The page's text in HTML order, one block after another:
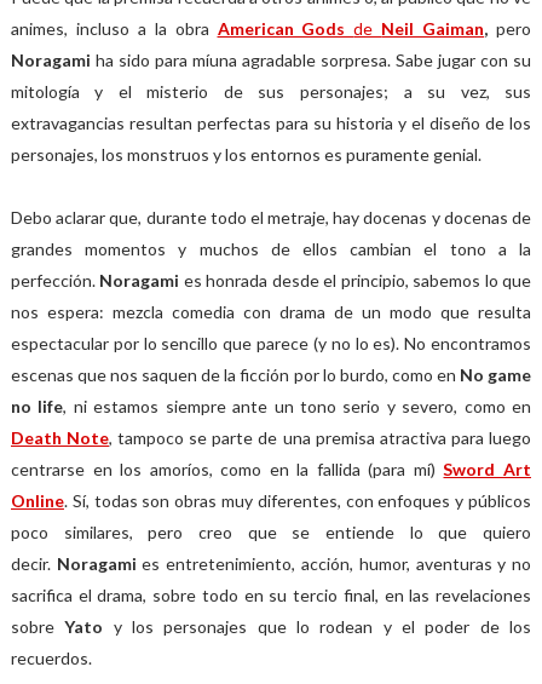
animes, incluso a la obra American Godsde Neil Gaiman,pero
Noragami ha sido para míuna agradable sorpresa. Sabe jugar con su
mitología y el misterio de sus personajes; a su vez, sus
extravagancias resultan perfectas para su historia y el diseño de los
personajes, los monstruos y los entornos es puramente genial.
Debo aclarar que, durante todo el metraje, hay docenas y docenas de
grandes momentos y muchos de ellos cambian el tono a la
perfección. Noragami es honrada desde el principio, sabemos lo que
nos espera: mezcla comedia con drama de un modo que resulta
espectacular por lo sencillo que parece (y no lo es). No encontramos
escenas que nos saquen de la ficción por lo burdo, como en No game
no life, ni estamos siempre ante un tono serio y severo, como en
Death Note, tampoco se parte de una premisa atractiva para luego
centrarse en los amoríos, como en la fallida (para mí)Sword Art
Online. Sí, todas son obras muy diferentes, con enfoques y públicos
poco similares, pero creo que se entiende lo que quiero
decir. Noragamies entretenimiento, acción, humor, aventuras y no
sacrifica el drama, sobre todo en su tercio final, en las revelaciones
sobreYato y los personajes que lo rodean y el poder de los
recuerdos.